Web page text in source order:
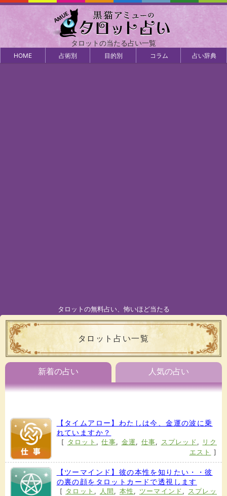
タロットの当たる占い一覧
HOME 占術別 目的別 コラム 占い辞典
タロットの無料占い、怖いほど当たる
タロット占い一覧
新着の占い 人気の占い
【タイムアロー】わたしは今、金運の波に乗
れていますか？
[ タロット ,仕事, 金運 , 仕事, スプレッド ,
リク
エスト
]
【ツーマインド】彼の本性を知りたい・・彼
の裏の顔をタロットカードで透視します
[ タロット , 人間 , 本性 , ツーマインド , スプレッ